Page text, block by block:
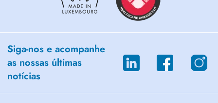
Siga-nos e acompanhe
as nossas últimas
notícias